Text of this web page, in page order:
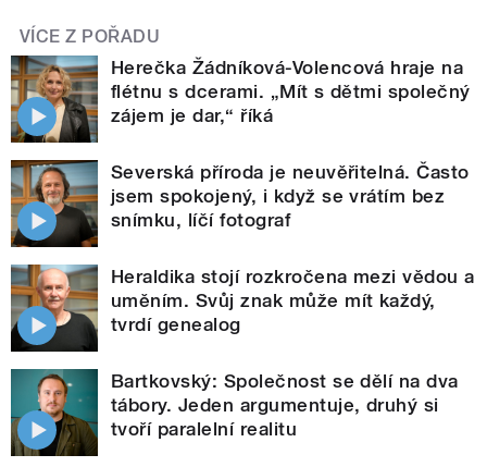
VÍCE Z POŘADU
Herečka Žádníková-Volencová hraje na
flétnu s dcerami. „Mít s dětmi společný
zájem je dar,“ říká
Severská příroda je neuvěřitelná. Často
jsem spokojený, i když se vrátím bez
snímku, líčí fotograf
Heraldika stojí rozkročena mezi vědou a
uměním. Svůj znak může mít každý,
tvrdí genealog
Bartkovský: Společnost se dělí na dva
tábory. Jeden argumentuje, druhý si
tvoří paralelní realitu